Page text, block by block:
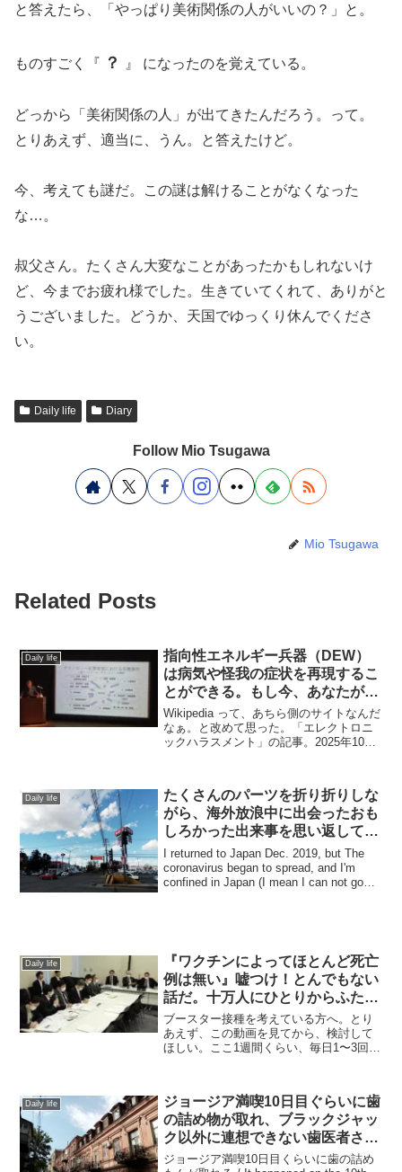
と答えたら、「やっぱり美術関係の人がいいの？」と。
ものすごく『 ？ 』 になったのを覚えている。
どっから「美術関係の人」が出てきたんだろう。って。
とりあえず、適当に、うん。と答えたけど。
今、考えても謎だ。この謎は解けることがなくなった
な…。
叔父さん。たくさん大変なことがあったかもしれないけ
ど、今までお疲れ様でした。生きていてくれて、ありがと
うございました。どうか、天国でゆっくり休んでくださ
い。
Daily life Diary
Follow Mio Tsugawa
Mio Tsugawa
Related Posts
Daily life
指向性エネルギー兵器（DEW）
は病気や怪我の症状を再現するこ
とができる。もし今、あなたが体
のどこかに不調を感じているな
ら、もしかすると、それはニセモ
ノかも。の、つづき。
Wikipedia って、あちら側のサイトなんだ
なぁ。と改めて思った。「エレクトロニ
ックハラスメント」の記事。2025年10月
明が掲載されている。まぁ、W...
Daily life
たくさんのパーツを折り折りしな
がら、海外放浪中に出会ったおも
しろかった出来事を思い返してみ
る。 Vol. 1 / Interesting and
funny happenings while I’d
been stayed in over abroad. Vol.
I returned to Japan Dec. 2019, but The
coronavirus began to spread, and I'm
confined in Japan (I mean I can not go
Daily life
『ワクチンによってほとんど死亡
例は無い』嘘つけ！とんでもない
話だ。十万人にひとりからふた
り、確実に死んでいる！ by 福島
雅典 名誉教授
ブースター接種を考えている方へ。とり
あえず、この動画を見てから、検討して
ほしい。ここ1週間くらい、毎日1〜3回く
は、過疎地域に指定されているところ
で、人口も少ない。もう、...
Daily life
ジョージア満喫10日目ぐらいに歯
の詰め物が取れ、ブラックジャッ
ク以外に連想できない歯医者さん
にかかった話 / I went to a
ジョージア満喫10日目くらいに歯の詰め